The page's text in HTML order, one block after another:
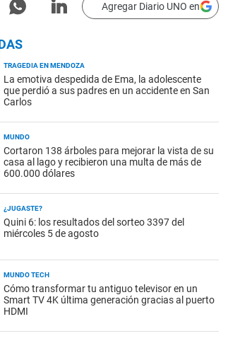
Agregar Diario UNO en
TRAGEDIA EN MENDOZA
La emotiva despedida de Ema, la adolescente
que perdió a sus padres en un accidente en San
Carlos
MUNDO
Cortaron 138 árboles para mejorar la vista de su
casa al lago y recibieron una multa de más de
600.000 dólares
¿JUGASTE?
Quini 6: los resultados del sorteo 3397 del
miércoles 5 de agosto
MUNDO TECH
Cómo transformar tu antiguo televisor en un
Smart TV 4K última generación gracias al puerto
HDMI